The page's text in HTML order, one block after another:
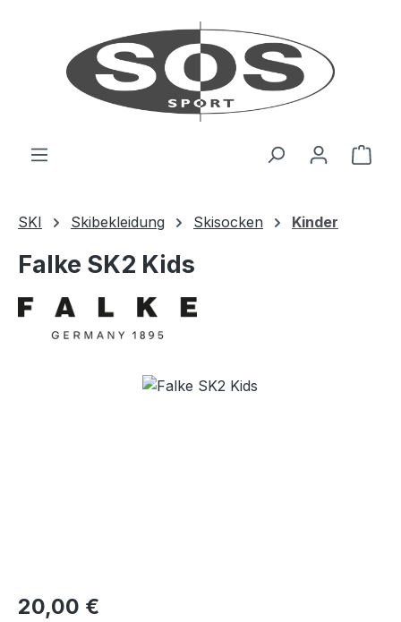
SKI Skibekleidung Skisocken Kinder
Falke SK2 Kids
Bildergalerie überspringen
Regulärer Preis:
20,00 €